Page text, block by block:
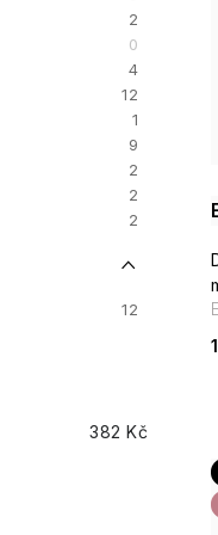
2
0
4
12
1
9
2
2
2
12
382 Kč
t